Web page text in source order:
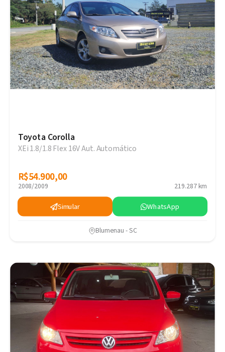
Toyota Corolla
XEi 1.8/1.8 Flex 16V Aut. Automático
R$54.900,00
R$54.900,00
2008/2009 219.287 km
Simular WhatsApp
Blumenau - SC